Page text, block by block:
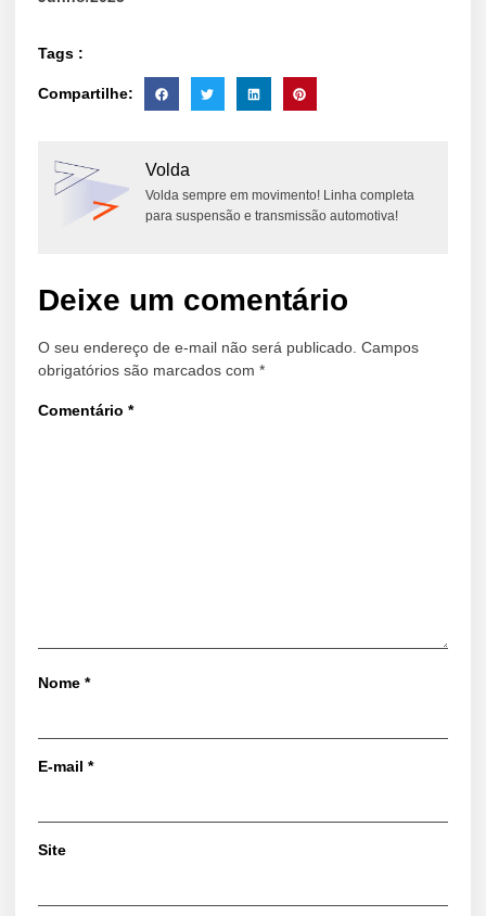
Tags :
Compartilhe:
Volda
Volda sempre em movimento! Linha completa
para suspensão e transmissão automotiva!
Deixe um comentário
O seu endereço de e-mail não será publicado. Campos
obrigatórios são marcados com *
Comentário *
Nome *
E-mail *
Site